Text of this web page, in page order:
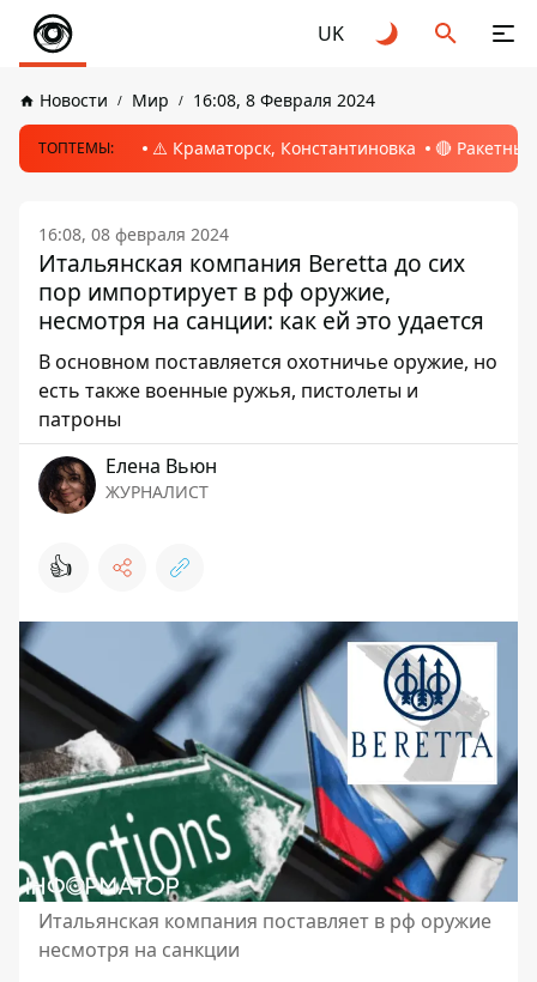
UK
Новости Мир 16:08, 8 Февраля 2024
ТОПТЕМЫ: ⚠️ Краматорск, Константиновка 🔴
16:08, 08 февраля 2024
Итальянская компания Beretta до сих
пор импортирует в рф оружие,
несмотря на санции: как ей это удается
В основном поставляется охотничье оружие, но
есть также военные ружья, пистолеты и
патроны
Елена Вьюн
ЖУРНАЛИСТ
👍
Итальянская компания поставляет в рф оружие
несмотря на санкции